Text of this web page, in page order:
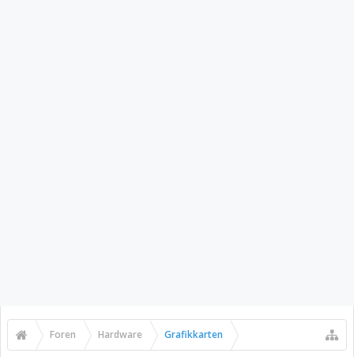
Foren Hardware Grafikkarten